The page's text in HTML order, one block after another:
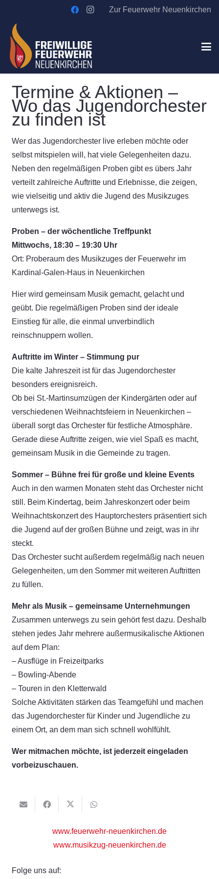
Zur Feuerwehr Neuenkirchen
Termine & Aktionen –
Wo das Jugendorchester
zu finden ist
Wer das Jugendorchester live erleben möchte oder
selbst mitspielen will, hat viele Gelegenheiten dazu.
Neben den regelmäßigen Proben gibt es übers Jahr
verteilt zahlreiche Auftritte und Erlebnisse, die zeigen,
wie vielseitig und aktiv die Jugend des Musikzuges
unterwegs ist.
Proben – der wöchentliche Treffpunkt
Mittwochs, 18:30 – 19:30 Uhr
Ort: Proberaum des Musikzuges der Feuerwehr im
Kardinal-Galen-Haus in Neuenkirchen
Hier wird gemeinsam Musik gemacht, gelacht und
geübt. Die regelmäßigen Proben sind der ideale
Einstieg für alle, die einmal unverbindlich
reinschnuppern wollen.
Auftritte im Winter – Stimmung pur
Die kalte Jahreszeit ist für das Jugendorchester
besonders ereignisreich.
Ob bei St.-Martinsumzügen der Kindergärten oder auf
verschiedenen Weihnachtsfeiern in Neuenkirchen –
überall sorgt das Orchester für festliche Atmosphäre.
Gerade diese Auftritte zeigen, wie viel Spaß es macht,
gemeinsam Musik in die Gemeinde zu tragen.
Sommer – Bühne frei für große und kleine Events
Auch in den warmen Monaten steht das Orchester nicht
still. Beim Kindertag, beim Jahreskonzert oder beim
Weihnachtskonzert des Hauptorchesters präsentiert sich
die Jugend auf der großen Bühne und zeigt, was in ihr
steckt.
Das Orchester sucht außerdem regelmäßig nach neuen
Gelegenheiten, um den Sommer mit weiteren Auftritten
zu füllen.
Mehr als Musik – gemeinsame Unternehmungen
Zusammen unterwegs zu sein gehört fest dazu. Deshalb
stehen jedes Jahr mehrere außermusikalische Aktionen
auf dem Plan:
– Ausflüge in Freizeitparks
– Bowling-Abende
– Touren in den Kletterwald
Solche Aktivitäten stärken das Teamgefühl und machen
das Jugendorchester für Kinder und Jugendliche zu
einem Ort, an dem man sich schnell wohlfühlt.
Wer mitmachen möchte, ist jederzeit eingeladen
vorbeizuschauen.
www.feuerwehr-neuenkirchen.de
www.musikzug-neuenkirchen.de
Folge uns auf: